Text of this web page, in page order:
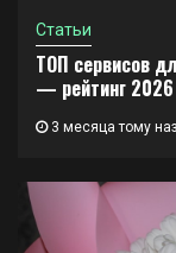
Статьи
ТОП сервисов
— рейтинг 2026
3 месяца тому